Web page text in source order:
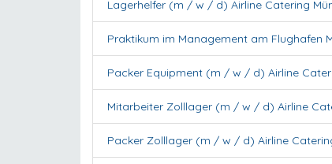
Lagerhelfer (m / w / d) Airline Catering
Praktikum im Management am Flughafen
Packer Equipment (m / w / d) Airline
Mitarbeiter Zolllager (m / w / d) Airline
Packer Zolllager (m / w / d) Airline